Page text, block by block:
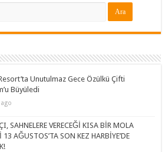
Unutulmaz Gece Özülkü Çifti
Büyüledi
ago
SAHNELERE VERECEĞİ KISA BİR MOLA
13 AĞUSTOS’TA SON KEZ HARBİYE’DE